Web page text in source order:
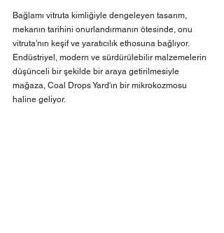
Bağlamı vitruta kimliğiyle dengeleyen tasarım,
mekanın tarihini onurlandırmanın ötesinde, onu
vitruta'nın keşif ve yaratıcılık ethosuna bağlıyor.
Endüstriyel, modern ve sürdürülebilir malzemelerin
düşünceli bir şekilde bir araya getirilmesiyle
mağaza, Coal Drops Yard'ın bir mikrokozmosu
haline geliyor.